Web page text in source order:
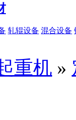
轧辊设备 混合设备
重机 »